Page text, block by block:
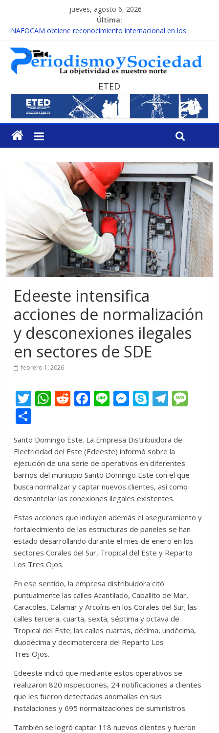
jueves, agosto 6, 2026
Última:
INAFOCAM obtiene reconocimiento internacional en los
15 de febrero de cada año es Día Nacional de la lucha contra el
cáncer infantil
EL ENFOQUE UNILATERAL DE LA COALICIÓN
MESCyT y Universidad Albizu apoyarán rehabilitación de
reclusos
MESCyT presenta calendario de Consulta Nacional por la
Educación
ETED
Edeeste intensifica
acciones de normalización
y desconexiones ilegales
en sectores de SDE
febrero 1, 2026
T
er
W
s
A
p
p
R
di
t
F
b
o
o
k
Li M
e
n
g
er
S
p
e
T
gr
a
m e
m
p
ar
ti
Santo Domingo Este. La Empresa Distribuidora de
Electricidad del Este (Edeeste) informó sobre la
ejecución de una serie de operativos en diferentes
barrios del municipio Santo Domingo Este con el que
busca normalizar y captar nuevos clientes, así como
desmantelar las conexiones ilegales existentes.
Estas acciones que incluyen además el aseguramiento y
fortalecimiento de las estructuras de paneles se han
estado desarrollando durante el mes de enero en los
sectores Corales del Sur, Tropical del Este y Reparto
Los Tres Ojos.
En ese sentido, la empresa distribuidora citó
puntualmente las calles Acantilado, Caballito de Mar,
Caracoles, Calamar y Arcoíris en los Corales del Sur; las
calles tercera, cuarta, sexta, séptima y octava de
Tropical del Este; las calles cuartas, décima, undécima,
duodécima y decimotercera del Reparto Los
Tres Ojos.
Edeeste indicó que mediante estos operativos se
realizaron 820 inspecciones, 24 notificaciones a clientes
que les fueron detectadas anomalías en sus
instalaciones y 695 normalizaciones de suministros.
También se logró captar 118 nuevos clientes y fueron